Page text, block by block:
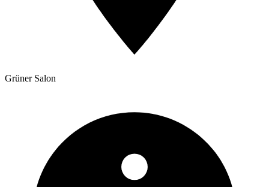
Grüner Salon